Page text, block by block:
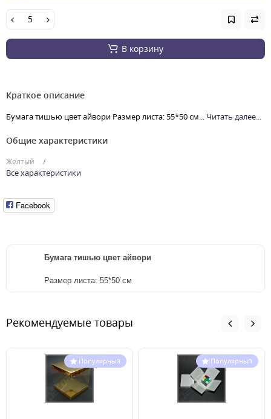
В корзину
Краткое описание
Бумага тишью цвет айвори Размер листа: 55*50 см... Читать далее...
Общие характеристики
Желтый
Все характеристики
Facebook
Бумага тишью цвет айвори
Размер листа: 55*50 см
Рекомендуемые товары
Популярный Популярный